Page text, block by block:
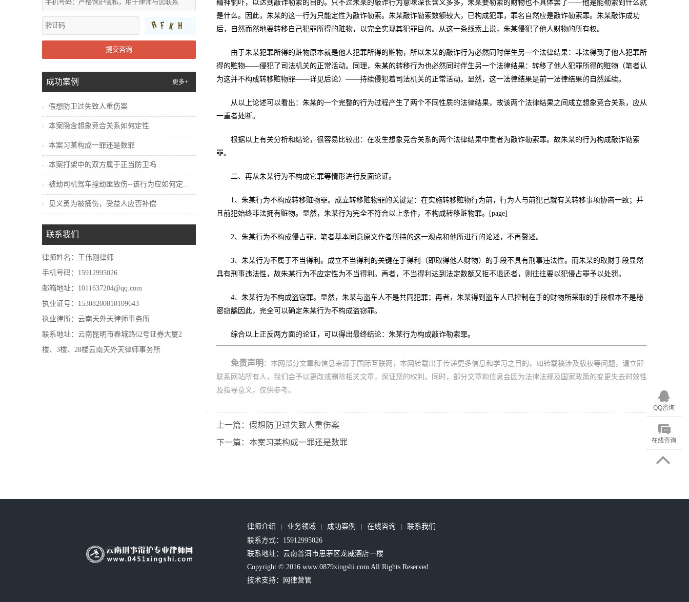
提交咨询
成功案例 更多+
假想防卫过失致人重伤案
本案隐含想象竞合关系如何定性
本案习某构成一罪还是数罪
本案打架中的双方属于正当防卫吗
被劫司机驾车撞劫匪致伤--该行为应如何定...
见义勇为被捅伤，受益人应否补偿
联系我们
律师姓名：王伟刚律师
手机号码：15912995026
邮箱地址：1011637204@qq.com
执业证号：15308200810109643
执业律所：云南天外天律师事务所
联系地址：云南昆明市春城路62号证券大厦2
楼、3楼、28楼云南天外天律师事务所
精神恫吓，以达到敲诈勒索的目的。只不过朱某的敲诈行为意味深长含义多多，朱某要勒索的财物也不具体罢了——他是能勒索到什么就
是什么。因此，朱某的这一行为只能定性为敲诈勒索。朱某敲诈勒索数额较大，已构成犯罪，罪名自然应是敲诈勒索罪。朱某敲诈成功
后，自然而然地要转移自己犯罪所得的赃物，以完全实现其犯罪目的。从这一条线索上说，朱某侵犯了他人财物的所有权。
由于朱某犯罪所得的赃物原本就是他人犯罪所得的赃物，所以朱某的敲诈行为必然同时伴生另一个法律结果：非法得到了他人犯罪所
得的赃物——侵犯了司法机关的正常活动。同理，朱某的转移行为也必然同时伴生另一个法律结果：转移了他人犯罪所得的赃物（笔者认
为这并不构成转移赃物罪——详见后论）——持续侵犯着司法机关的正常活动。显然，这一法律结果是前一法律结果的自然延续。
从以上论述可以看出：朱某的一个完整的行为过程产生了两个不同性质的法律结果，故该两个法律结果之间成立想象竞合关系，应从
一重者处断。
根据以上有关分析和结论，很容易比较出：在发生想象竞合关系的两个法律结果中重者为敲诈勒索罪。故朱某的行为构成敲诈勒索
罪。
二、再从朱某行为不构成它罪等情形进行反面论证。
1、朱某行为不构成转移赃物罪。成立转移赃物罪的关键是：在实施转移赃物行为前，行为人与前犯己就有关转移事项协商一致；并
且前犯始终非法拥有赃物。显然，朱某行为完全不符合以上条件，不构成转移赃物罪。[page]
2、朱某行为不构成侵占罪。笔者基本同意原文作者所持的这一观点和他所进行的论述，不再赘述。
3、朱某行为不属于不当得利。成立不当得利的关键在于得利（即取得他人财物）的手段不具有刑事违法性。而朱某的取财手段显然
具有刑事违法性，故朱某行为不应定性为不当得利。再者，不当得利达到法定数额又拒不退还者，则往往要以犯侵占罪予以处罚。
4、朱某行为不构成盗窃罪。显然，朱某与盗车人不是共同犯罪；再者，朱某得到盗车人已控制在手的财物所采取的手段根本不是秘
密窃龋因此，完全可以确定朱某行为不构成盗窃罪。
综合以上正反两方面的论证，可以得出最终结论：朱某行为构成敲诈勒索罪。
免责声明 ：本网部分文章和信息来源于国际互联网，本网转载出于传递更多信息和学习之目的。如转载稿涉及版权等问题，请立即
联系网站所有人，我们会予以更改或删除相关文章，保证您的权利。同时，部分文章和信息会因为法律法规及国家政策的变更失去时效性
及指导意义，仅供参考。
上一篇：假想防卫过失致人重伤案
下一篇：本案习某构成一罪还是数罪
律师介绍 业务领域 成功案例 在线咨询
联系我们
联系方式：15912995026
联系地址：云南普洱市思茅区龙威酒店一楼
Copyright © 2016 www.0879xingshi.com All Rights Reserved
技术支持：
网律营管
QQ咨询
在线咨询